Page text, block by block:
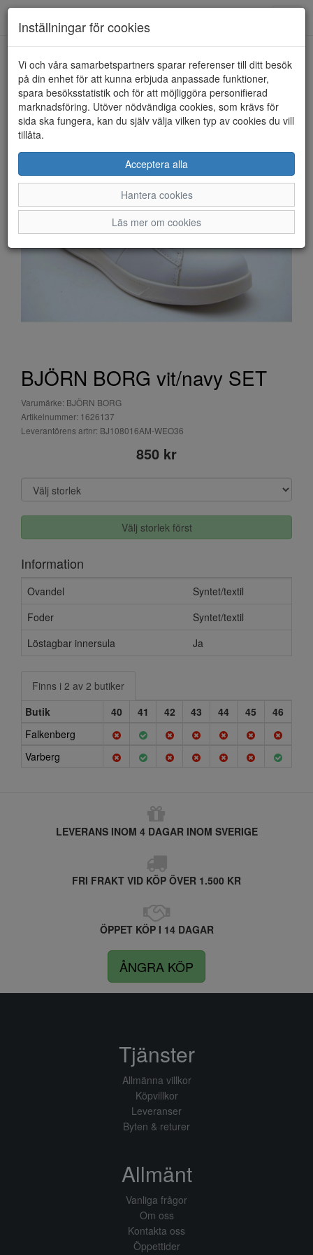
HEM BJÖRN BORG
BJÖRN BORG vit/navy SET
Varumärke: BJÖRN BORG
Artikelnummer: 1626137
Leverantörens artnr: BJ108016AM-WEO36
850 kr
Välj storlek först
Information
Ovandel
Syntet/textil
Foder
Syntet/textil
Löstagbar innersula
Ja
Finns i 2 av 2 butiker
Butik
40 41 42 43 44 45
46
Falkenberg
Varberg
LEVERANS INOM 4 DAGAR INOM SVERIGE
FRI FRAKT VID KÖP ÖVER 1.500 KR
ÖPPET KÖP I 14 DAGAR
ÅNGRA KÖP
Inställningar för cookies
Vi och våra samarbetspartners sparar referenser till ditt besök
på din enhet för att kunna erbjuda anpassade funktioner,
spara besöksstatistik och för att möjliggöra personifierad
marknadsföring. Utöver nödvändiga cookies, som krävs för
sida ska fungera, kan du själv välja vilken typ av cookies du vill
tillåta.
Acceptera alla
Hantera cookies
Läs mer om cookies
Tjänster
Allmänna villkor
Köpvillkor
Leveranser
Byten & returer
Allmänt
Vanliga frågor
Om oss
Kontakta oss
Öppettider